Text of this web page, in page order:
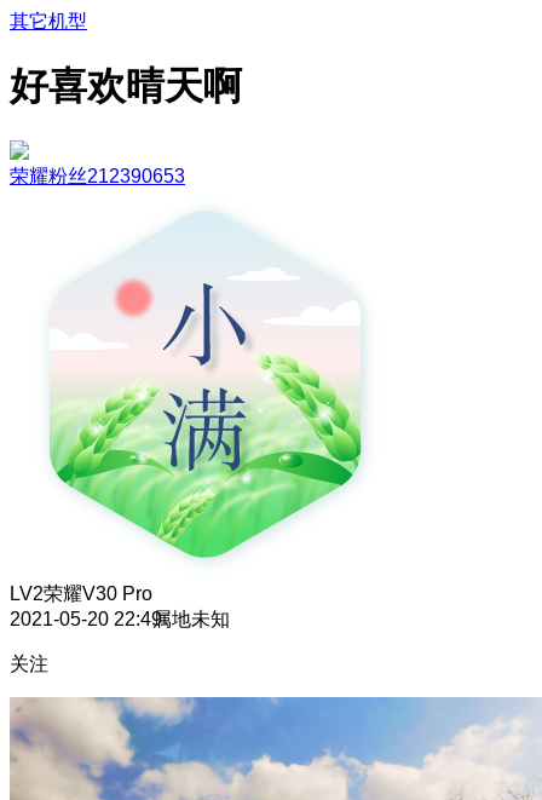
其它机型
好喜欢晴天啊
荣耀粉丝212390653
LV2荣耀V30 Pro
2021-05-20 22:49属地未知
关注